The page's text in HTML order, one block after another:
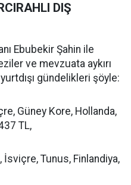
DIŞ
Ebubekir Şahin ile
ve mevzuata aykırı
gündelikleri şöyle:
Güney Kore, Hollanda,
TL,
İsviçre, Tunus, Finlandiya,